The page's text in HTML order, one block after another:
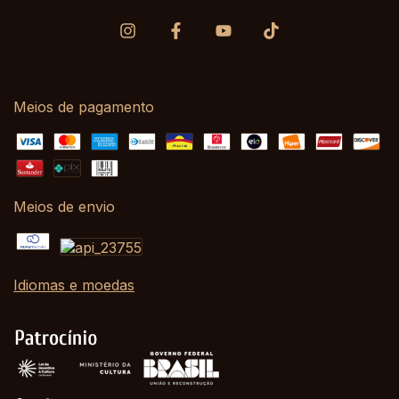
Meios de pagamento
Meios de envio
Idiomas e moedas